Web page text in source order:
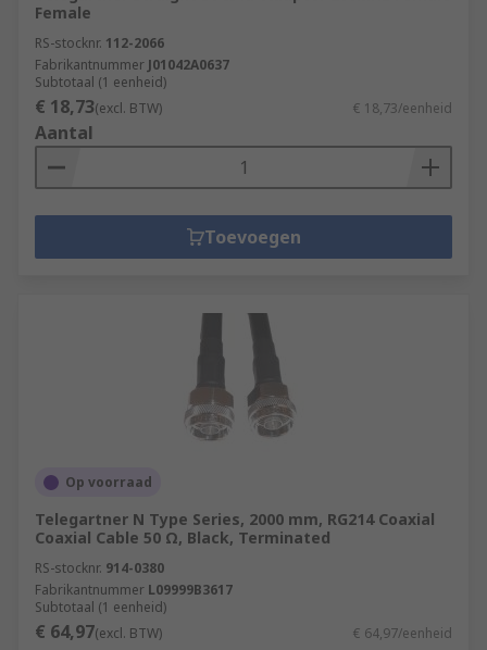
Female
RS-stocknr. 112-2066
Fabrikantnummer J01042A0637
Subtotaal (1 eenheid)
€ 18,73(excl. BTW) € 18,73/eenheid
Aantal
Toevoegen
Op voorraad
Telegartner N Type Series, 2000 mm, RG214 Coaxial
Coaxial Cable 50 Ω, Black, Terminated
RS-stocknr. 914-0380
Fabrikantnummer L09999B3617
Subtotaal (1 eenheid)
€ 64,97(excl. BTW) € 64,97/eenheid